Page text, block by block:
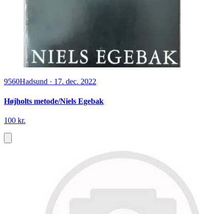
9560Hadsund · 17. dec. 2022
Højholts metode/Niels Egebak
100 kr.